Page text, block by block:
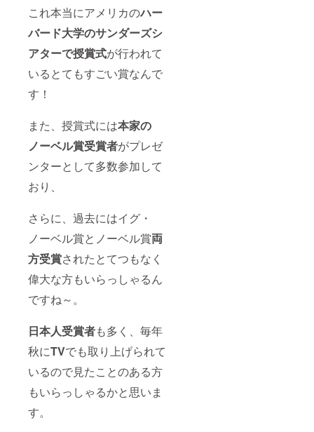
これ本当にアメリカのハー
バード大学のサンダーズシ
アターで授賞式が行われて
いるとてもすごい賞なんで
す！
また、授賞式には本家の
ノーベル賞受賞者がプレゼ
ンターとして多数参加して
おり、
さらに、過去にはイグ・
ノーベル賞とノーベル賞両
方受賞されたとてつもなく
偉大な方もいらっしゃるん
ですね～。
日本人受賞者も多く、毎年
秋にTVでも取り上げられて
いるので見たことのある方
もいらっしゃるかと思いま
す。